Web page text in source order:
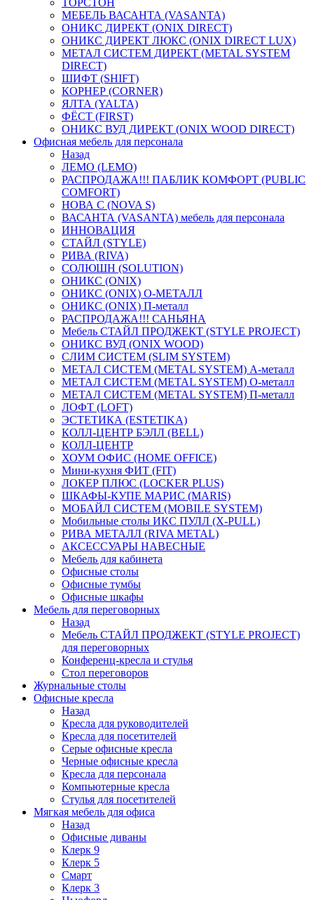
ТОРСТОН
МЕБЕЛЬ ВАСАНТА (VASANTA)
ОНИКС ДИРЕКТ (ONIX DIRECT)
ОНИКС ДИРЕКТ ЛЮКС (ONIX DIRECT LUX)
МЕТАЛ СИСТЕМ ДИРЕКТ (METAL SYSTEM
DIRECT)
ШИФТ (SHIFT)
КОРНЕР (CORNER)
ЯЛТА (YALTA)
ФЁСТ (FIRST)
ОНИКС ВУД ДИРЕКТ (ONIX WOOD DIRECT)
Офисная мебель для персонала
Назад
ЛЕМО (LEMO)
РАСПРОДАЖА!!! ПАБЛИК КОМФОРТ (PUBLIC
COMFORT)
НОВА С (NOVA S)
ВАСАНТА (VASANTA) мебель для персонала
ИННОВАЦИЯ
СТАЙЛ (STYLE)
РИВА (RIVA)
СОЛЮШН (SOLUTION)
ОНИКС (ONIX)
ОНИКС (ONIX) O-МЕТАЛЛ
ОНИКС (ONIX) П-металл
РАСПРОДАЖА!!! САНЬЯНА
Мебель СТАЙЛ ПРОДЖЕКТ (STYLE PROJECT)
ОНИКС ВУД (ONIX WOOD)
СЛИМ СИСТЕМ (SLIM SYSTEM)
МЕТАЛ СИСТЕМ (METAL SYSTEM) А-металл
МЕТАЛ СИСТЕМ (METAL SYSTEM) О-металл
МЕТАЛ СИСТЕМ (METAL SYSTEM) П-металл
ЛОФТ (LOFT)
ЭСТЕТИКА (ESTETIKA)
КОЛЛ-ЦЕНТР БЭЛЛ (BELL)
КОЛЛ-ЦЕНТР
ХОУМ ОФИС (HOME OFFICE)
Мини-кухня ФИТ (FIT)
ЛОКЕР ПЛЮС (LOCKER PLUS)
ШКАФЫ-КУПЕ МАРИС (MARIS)
МОБАЙЛ СИСТЕМ (MOBILE SYSTEM)
Мобильные столы ИКС ПУЛЛ (X-PULL)
РИВА МЕТАЛЛ (RIVA METAL)
АКСЕССУАРЫ НАВЕСНЫЕ
Мебель для кабинета
Офисные столы
Офисные тумбы
Офисные шкафы
Мебель для переговорных
Назад
Мебель СТАЙЛ ПРОДЖЕКТ (STYLE PROJECT)
для переговорных
Конференц-кресла и стулья
Стол переговоров
Журнальные столы
Офисные кресла
Назад
Кресла для руководителей
Кресла для посетителей
Серые офисные кресла
Черные офисные кресла
Кресла для персонала
Компьютерные кресла
Стулья для посетителей
Мягкая мебель для офиса
Назад
Офисные диваны
Клерк 9
Клерк 5
Смарт
Клерк 3